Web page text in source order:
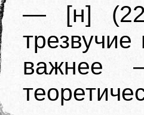
— [н] (22-
важнее